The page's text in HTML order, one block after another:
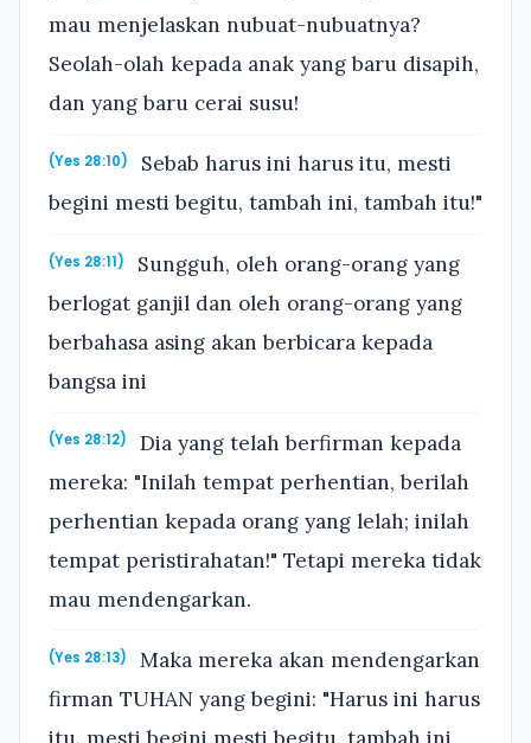
mau menjelaskan nubuat-nubuatnya?
Seolah-olah kepada anak yang baru disapih,
dan yang baru cerai susu!
(Yes 28:10)
Sebab harus ini harus itu, mesti
begini mesti begitu, tambah ini, tambah itu!"
(Yes 28:11)
Sungguh, oleh orang-orang yang
berlogat ganjil dan oleh orang-orang yang
berbahasa asing akan berbicara kepada
bangsa ini
(Yes 28:12)
Dia yang telah berfirman kepada
mereka: "Inilah tempat perhentian, berilah
perhentian kepada orang yang lelah; inilah
tempat peristirahatan!" Tetapi mereka tidak
mau mendengarkan.
(Yes 28:13)
Maka mereka akan mendengarkan
firman TUHAN yang begini: "Harus ini harus